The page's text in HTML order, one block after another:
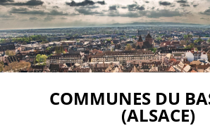
COMMUNES DU
(ALSACE)